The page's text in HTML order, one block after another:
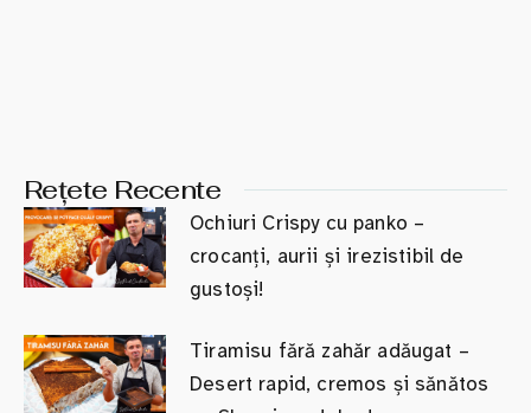
Rețete Recente
Ochiuri Crispy cu panko –
crocanți, aurii și irezistibil de
gustoși!
Tiramisu fără zahăr adăugat –
Desert rapid, cremos și sănătos